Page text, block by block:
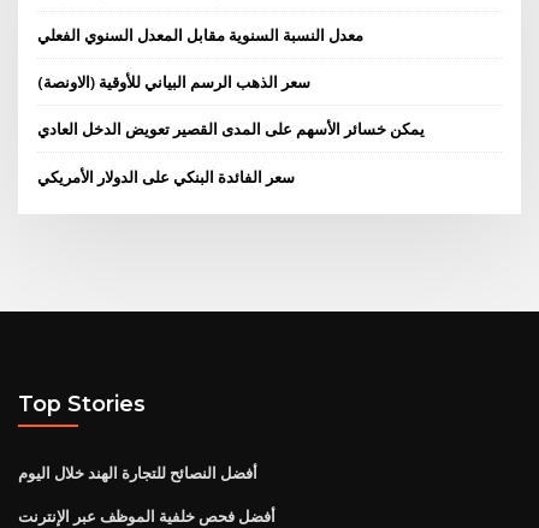
معدل النسبة السنوية مقابل المعدل السنوي الفعلي
سعر الذهب الرسم البياني للأوقية (الاونصة)
يمكن خسائر الأسهم على المدى القصير تعويض الدخل العادي
سعر الفائدة البنكي على الدولار الأمريكي
Top Stories
أفضل النصائح للتجارة الهند خلال اليوم
أفضل فحص خلفية الموظف عبر الإنترنت